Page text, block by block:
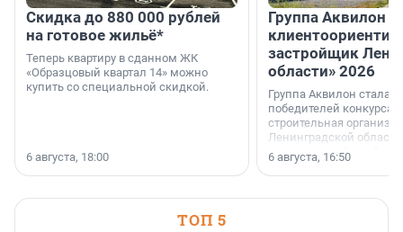
Скидка до 880 000 рублей
на готовое жильё*
Теперь квартиру в сданном ЖК
«Образцовый квартал 14» можно
купить со специальной скидкой.
6 августа, 18:00
Группа Аквилон
застройщик
области» 2026
Группа Аквилон стала
победителей конкурса
строительная
Ленинградской области
номинации «Самый
застройщик
области».
6 августа, 16:50
ТОП 5